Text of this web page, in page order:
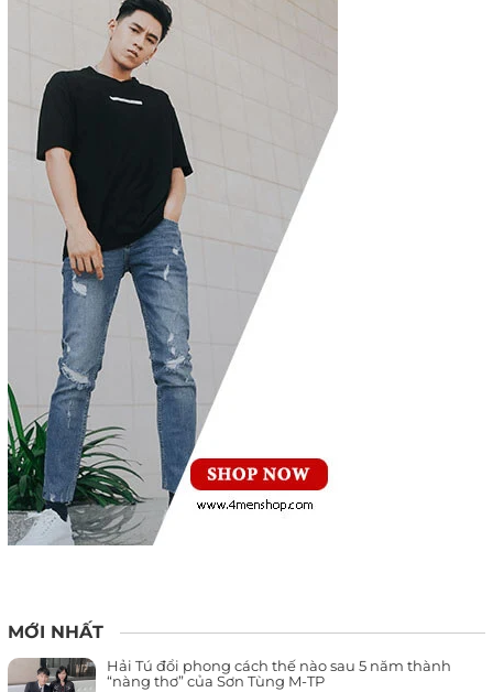
MỚI NHẤT
Hải Tú đổi phong cách thế nào sau 5 năm thành
“nàng thơ” của Sơn Tùng M-TP